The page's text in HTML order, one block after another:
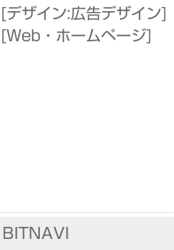
[デザイン:広告デザイン]
[Web・ホームページ]
BITNAVI